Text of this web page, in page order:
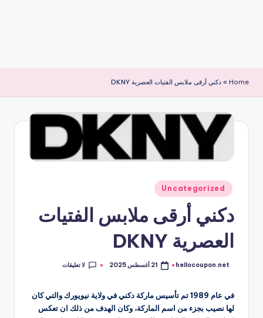
Home
» دكني أرقى ملابس الفتيات العصرية DKNY
نُشر
في
Uncategorized
دكني أرقى ملابس الفتيات
العصرية DKNY
تمّ
hellocoupon.net 21 أغسطس 2025 لا تعليقات
في عام 1989 تم تأسيس ماركة دكني في ولاية نيويورك والتي كان
لها نصيب بجزء من اسم الماركة، وكان الهدف من ذلك ان تعكس